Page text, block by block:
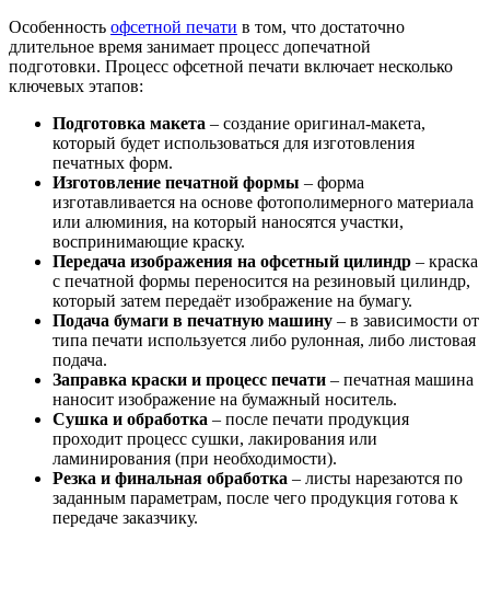
Особенность офсетной печати в том, что достаточно
длительное время занимает процесс допечатной
подготовки. Процесс офсетной печати включает несколько
ключевых этапов:
Подготовка макета – создание оригинал-макета,
который будет использоваться для изготовления
печатных форм.
Изготовление печатной формы – форма
изготавливается на основе фотополимерного материала
или алюминия, на который наносятся участки,
воспринимающие краску.
Передача изображения на офсетный цилиндр – краска
с печатной формы переносится на резиновый цилиндр,
который затем передаёт изображение на бумагу.
Подача бумаги в печатную машину – в зависимости от
типа печати используется либо рулонная, либо листовая
подача.
Заправка краски и процесс печати – печатная машина
наносит изображение на бумажный носитель.
Сушка и обработка – после печати продукция
проходит процесс сушки, лакирования или
ламинирования (при необходимости).
Резка и финальная обработка – листы нарезаются по
заданным параметрам, после чего продукция готова к
передаче заказчику.